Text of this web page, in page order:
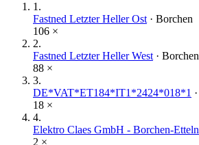
1 .
Fastned Letzter Heller Ost · Borchen
106 ×
2.
Fastned Letzter Heller West · Borchen
88 ×
3.
DE*VAT*ET184*IT1*2424*018*1 ·
18 ×
4.
Elektro Claes GmbH - Borchen-Etteln
2 ×